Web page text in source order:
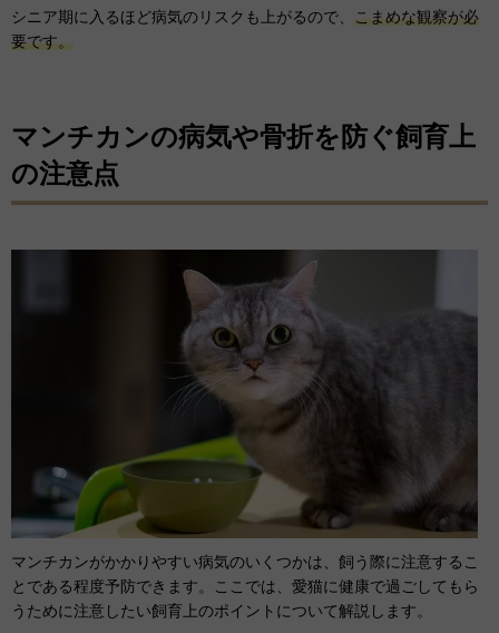
シニア期に入るほど病気のリスクも上がるので、 こまめな観察が必
要です。
マンチカンの病気や骨折を防ぐ飼育上
の注意点
マンチカンがかかりやすい病気のいくつかは、飼う際に注意するこ
とである程度予防できます。ここでは、愛猫に健康で過ごしてもら
うために注意したい飼育上のポイントについて解説します。